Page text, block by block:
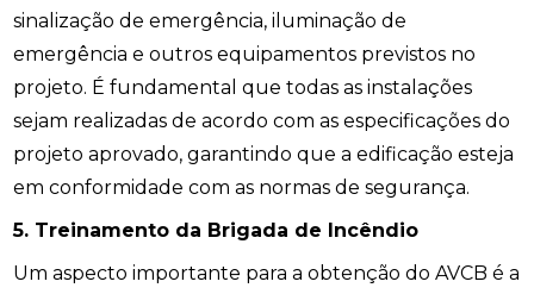
sinalização de emergência, iluminação de
emergência e outros equipamentos previstos no
projeto. É fundamental que todas as instalações
sejam realizadas de acordo com as especificações do
projeto aprovado, garantindo que a edificação esteja
em conformidade com as normas de segurança.
5. Treinamento da Brigada de Incêndio
Um aspecto importante para a obtenção do AVCB é a